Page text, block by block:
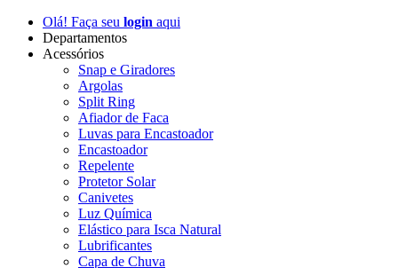
Olá! Faça seu login aqui
Departamentos
Acessórios
Snap e Giradores
Argolas
Split Ring
Afiador de Faca
Luvas para Encastoador
Encastoador
Repelente
Protetor Solar
Canivetes
Luz Química
Elástico para Isca Natural
Lubrificantes
Capa de Chuva